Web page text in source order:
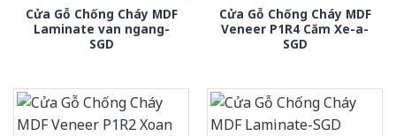
Cửa Gỗ Chống Cháy MDF
Laminate van ngang-
SGD
Cửa Gỗ Chống Cháy MDF
Veneer P1R4 Căm Xe-a-
SGD